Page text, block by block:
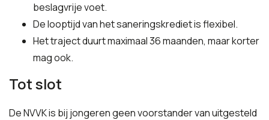
beslagvrije voet.
De looptijd van het saneringskrediet is flexibel.
Het traject duurt maximaal 36 maanden, maar korter
mag ook.
Tot slot
De NVVK is bij jongeren geen voorstander van uitgesteld